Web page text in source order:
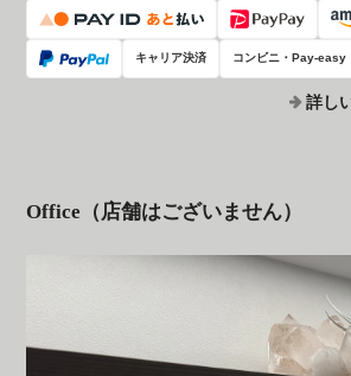
キャリア決済 コンビニ・Pay-easy
詳し
Office（店舗はございません）